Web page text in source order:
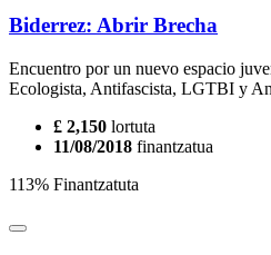
Biderrez: Abrir Brecha
Encuentro por un nuevo espacio
Ecologista, Antifascista, LGTBI y
£ 2,150 lortuta
11/08/2018 finantzatua
113% Finantzatuta